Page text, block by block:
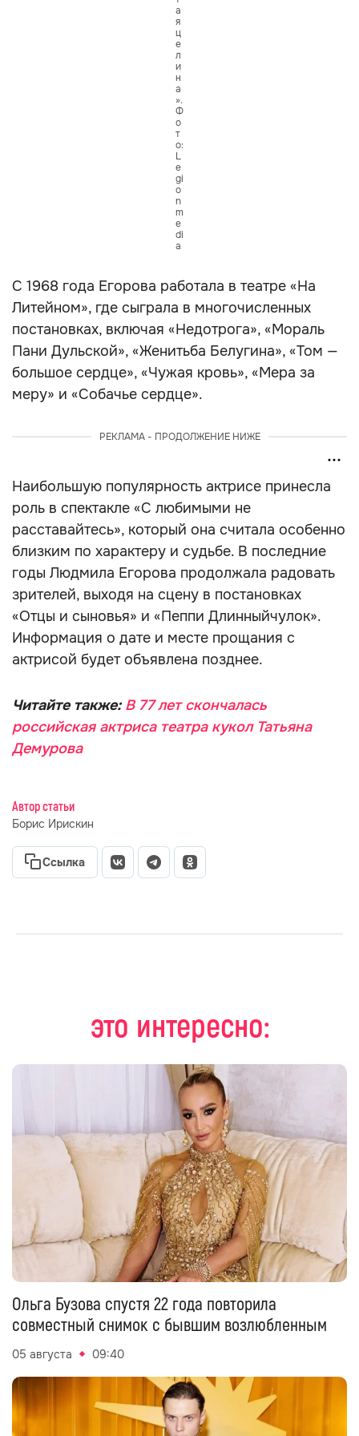
а
я
ц
е
л
и
н
а
».
Ф
о
т
о:
L
e
gi
o
n
m
e
di
a
С 1968 года Егорова работала в театре «На
Литейном», где сыграла в многочисленных
постановках, включая «Недотрога», «Мораль
Пани Дульской», «Женитьба Белугина», «Том —
большое сердце», «Чужая кровь», «Мера за
меру» и «Собачье сердце».
РЕКЛАМА - ПРОДОЛЖЕНИЕ НИЖЕ
Наибольшую популярность актрисе принесла
роль в спектакле «С любимыми не
расставайтесь», который она считала особенно
близким по характеру и судьбе. В последние
годы Людмила Егорова продолжала радовать
зрителей, выходя на сцену в постановках
«Отцы и сыновья» и «Пеппи Длинныйчулок».
Информация о дате и месте прощания с
актрисой будет объявлена позднее.
Читайте также: В 77 лет скончалась
российская актриса театра кукол Татьяна
Демурова
Автор статьи
Борис Ирискин
Ссылка
это интересно:
Ольга Бузова спустя 22 года повторила
совместный снимок с бывшим возлюбленным
05 августа 09:40